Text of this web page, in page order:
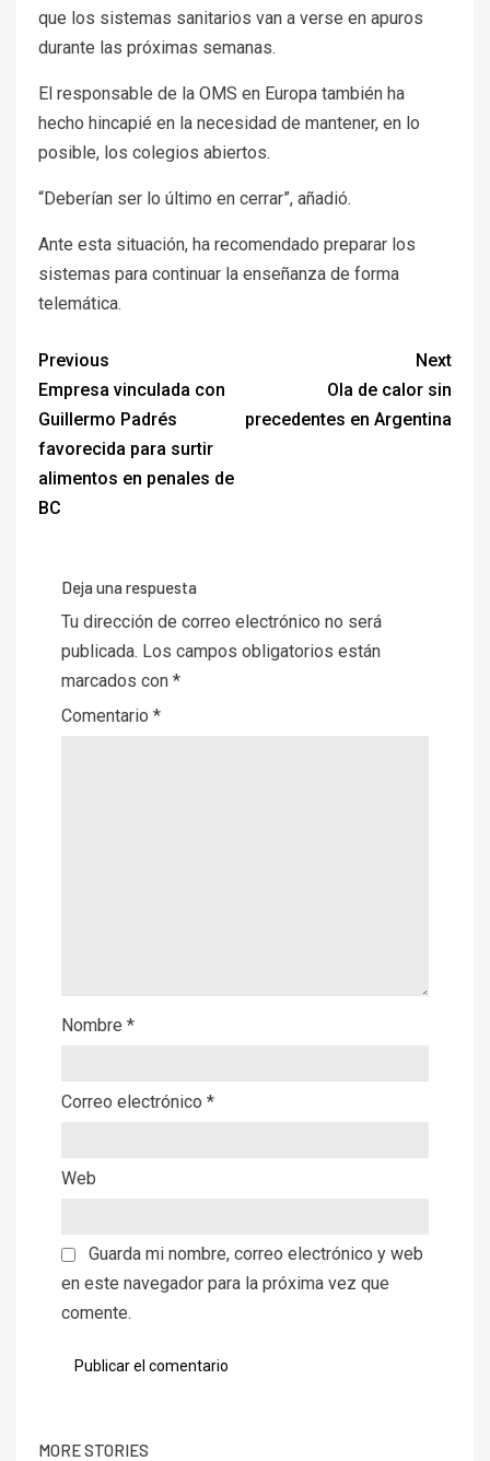
que los sistemas sanitarios van a verse en apuros
durante las próximas semanas.
El responsable de la OMS en Europa también ha
hecho hincapié en la necesidad de mantener, en lo
posible, los colegios abiertos.
“Deberían ser lo último en cerrar”, añadió.
Ante esta situación, ha recomendado preparar los
sistemas para continuar la enseñanza de forma
telemática.
Previous
Empresa vinculada con
Guillermo Padrés
favorecida para surtir
alimentos en penales de
BC
Next
Ola de calor sin
precedentes en Argentina
Deja una respuesta
Tu dirección de correo electrónico no será
publicada. Los campos obligatorios están
marcados con *
Comentario *
Nombre *
Correo electrónico *
Web
Guarda mi nombre, correo electrónico y web
en este navegador para la próxima vez que
comente.
MORE STORIES